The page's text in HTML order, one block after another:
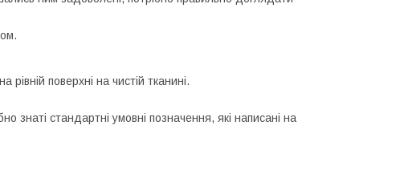
поверхні на чистій тканині.
знаті стандартні умовні позначення, які написані на